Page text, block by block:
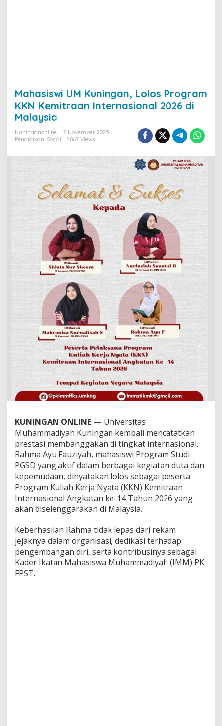
Mahasiswi UM Kuningan, Lolos Program
KKN Kemitraan Internasional 2026 di
Malaysia
Kuninganonline
18 November 2025
Pendidikan, Sosial 2,867 Views
KUNINGAN ONLINE — Universitas
Muhammadiyah Kuningan kembali mencatatkan
prestasi membanggakan di tingkat internasional.
Rahma Ayu Fauziyah, mahasiswi Program Studi
PGSD yang aktif dalam berbagai kegiatan duta dan
kepemudaan, dinyatakan lolos sebagai peserta
Program Kuliah Kerja Nyata (KKN) Kemitraan
Internasional Angkatan ke-14 Tahun 2026 yang
akan diselenggarakan di Malaysia.
Keberhasilan Rahma tidak lepas dari rekam
jejaknya dalam organisasi, dedikasi terhadap
pengembangan diri, serta kontribusinya sebagai
Kader Ikatan Mahasiswa Muhammadiyah (IMM) PK
FPST.